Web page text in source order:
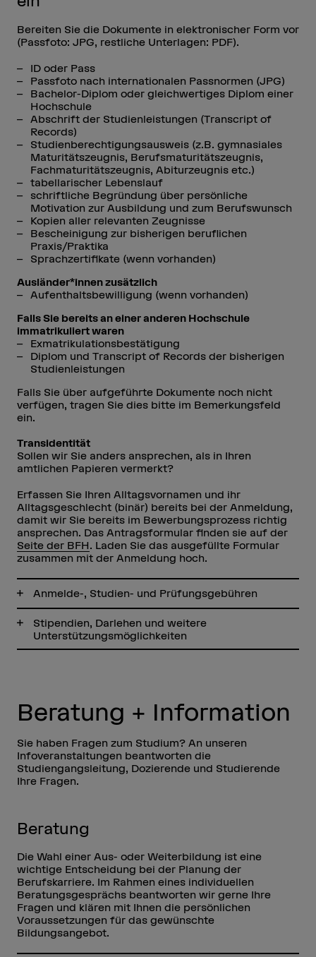
Bereiten Sie die Dokumente in elektronischer Form vor
(Passfoto: JPG, restliche Unterlagen: PDF).
ID oder Pass
Passfoto nach internationalen Passnormen (JPG)
Bachelor-Diplom oder gleichwertiges Diplom einer
Hochschule
Abschrift der Studienleistungen (Transcript of
Records)
Studienberechtigungsausweis (z.B. gymnasiales
Maturitätszeugnis, Berufsmaturitätszeugnis,
Fachmaturitätszeugnis, Abiturzeugnis etc.)
tabellarischer Lebenslauf
schriftliche Begründung über persönliche
Motivation zur Ausbildung und zum Berufswunsch
Kopien aller relevanten Zeugnisse
Bescheinigung zur bisherigen beruflichen
Praxis/Praktika
Sprachzertifikate (wenn vorhanden)
Ausländer*innen zusätzlich
Aufenthaltsbewilligung (wenn vorhanden)
Falls Sie bereits an einer anderen Hochschule
immatrikuliert waren
Exmatrikulationsbestätigung
Diplom und Transcript of Records der bisherigen
Studienleistungen
Falls Sie über aufgeführte Dokumente noch nicht
verfügen, tragen Sie dies bitte im Bemerkungsfeld
ein.
Transidentität
Sollen wir Sie anders ansprechen, als in Ihren
amtlichen Papieren vermerkt?
Erfassen Sie Ihren Alltagsvornamen und ihr
Alltagsgeschlecht (binär) bereits bei der Anmeldung,
damit wir Sie bereits im Bewerbungsprozess richtig
ansprechen. Das Antragsformular finden sie auf der
Seite der BFH. Laden Sie das ausgefüllte Formular
zusammen mit der Anmeldung hoch.
Anmelde-, Studien- und Prüfungsgebühren
Stipendien, Darlehen und weitere
Unterstützungsmöglichkeiten
Beratung + Information
Sie haben Fragen zum Studium? An unseren
Infoveranstaltungen beantworten die
Studiengangsleitung, Dozierende und Studierende
Ihre Fragen.
Beratung
Die Wahl einer Aus- oder Weiterbildung ist eine
wichtige Entscheidung bei der Planung der
Berufskarriere. Im Rahmen eines individuellen
Beratungsgesprächs beantworten wir gerne Ihre
Fragen und klären mit Ihnen die persönlichen
Voraussetzungen für das gewünschte
Bildungsangebot.